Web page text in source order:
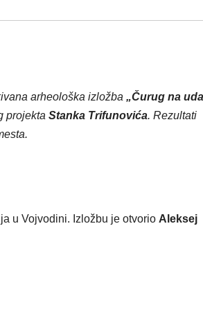
arheološka izložba „Čurug na
projekta Stanka Trifunovića. Rezultati
u Vojvodini. Izložbu je otvorio Aleksej